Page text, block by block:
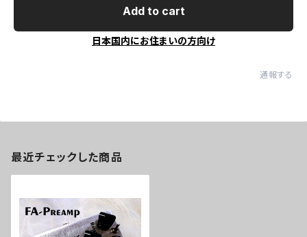
Add to cart
日本国内にお住まいの方向け
通報する
最近チェックした商品